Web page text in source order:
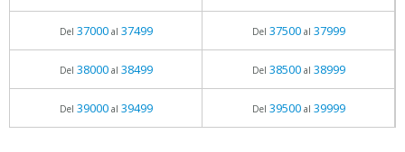
Del 37000al 37499 Del 37500al 37999
Del 38000al 38499 Del 38500al 38999
Del 39000al 39499 Del 39500al 39999